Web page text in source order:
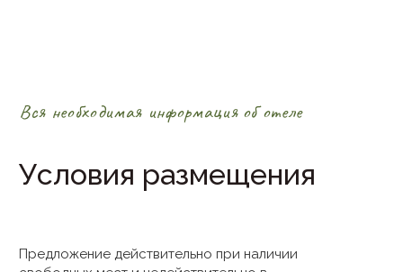
Вся необходимая информация об отеле
Условия размещения
Предложение действительно при наличии